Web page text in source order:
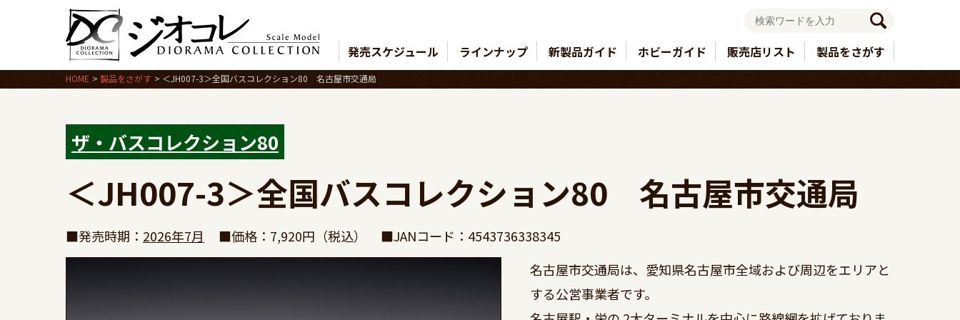
発売スケジュール ラインナップ 新製品ガイド ホビーガイド 販売店リスト 製品をさがす
HOME 製品をさがす ＜JH007-3＞全国バスコレクション80 名古屋市交通局
ザ・バスコレクション80
＜JH007-3＞全国バスコレクション80　名古屋市交通局
■発売時期： 2026年7月 ■価格：7,920円（税込）
■JANコード：4543736338345
名古屋市交通局は、愛知県名古屋市全域および周辺をエリアと
する公営事業者です。